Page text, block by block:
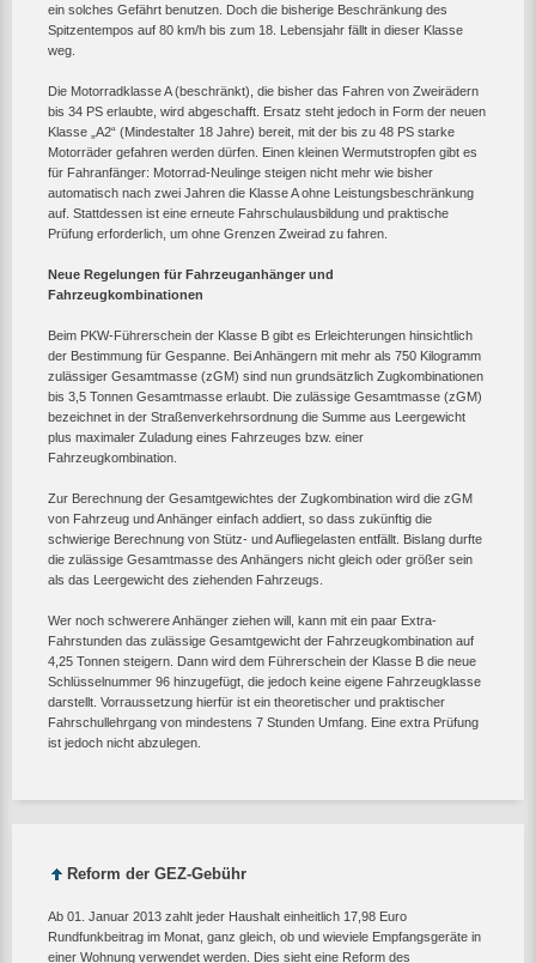
ein solches Gefährt benutzen. Doch die bisherige Beschränkung des
Spitzentempos auf 80 km/h bis zum 18. Lebensjahr fällt in dieser Klasse
weg.
Die Motorradklasse A (beschränkt), die bisher das Fahren von Zweirädern
bis 34 PS erlaubte, wird abgeschafft. Ersatz steht jedoch in Form der neuen
Klasse „A2“ (Mindestalter 18 Jahre) bereit, mit der bis zu 48 PS starke
Motorräder gefahren werden dürfen. Einen kleinen Wermutstropfen gibt es
für Fahranfänger: Motorrad-Neulinge steigen nicht mehr wie bisher
automatisch nach zwei Jahren die Klasse A ohne Leistungsbeschränkung
auf. Stattdessen ist eine erneute Fahrschulausbildung und praktische
Prüfung erforderlich, um ohne Grenzen Zweirad zu fahren.
Neue Regelungen für Fahrzeuganhänger und
Fahrzeugkombinationen
Beim PKW-Führerschein der Klasse B gibt es Erleichterungen hinsichtlich
der Bestimmung für Gespanne. Bei Anhängern mit mehr als 750 Kilogramm
zulässiger Gesamtmasse (zGM) sind nun grundsätzlich Zugkombinationen
bis 3,5 Tonnen Gesamtmasse erlaubt. Die zulässige Gesamtmasse (zGM)
bezeichnet in der Straßenverkehrsordnung die Summe aus Leergewicht
plus maximaler Zuladung eines Fahrzeuges bzw. einer
Fahrzeugkombination.
Zur Berechnung der Gesamtgewichtes der Zugkombination wird die zGM
von Fahrzeug und Anhänger einfach addiert, so dass zukünftig die
schwierige Berechnung von Stütz- und Aufliegelasten entfällt. Bislang durfte
die zulässige Gesamtmasse des Anhängers nicht gleich oder größer sein
als das Leergewicht des ziehenden Fahrzeugs.
Wer noch schwerere Anhänger ziehen will, kann mit ein paar Extra-
Fahrstunden das zulässige Gesamtgewicht der Fahrzeugkombination auf
4,25 Tonnen steigern. Dann wird dem Führerschein der Klasse B die neue
Schlüsselnummer 96 hinzugefügt, die jedoch keine eigene Fahrzeugklasse
darstellt. Vorraussetzung hierfür ist ein theoretischer und praktischer
Fahrschullehrgang von mindestens 7 Stunden Umfang. Eine extra Prüfung
ist jedoch nicht abzulegen.
Reform der GEZ-Gebühr
Ab 01. Januar 2013 zahlt jeder Haushalt einheitlich 17,98 Euro
Rundfunkbeitrag im Monat, ganz gleich, ob und wieviele Empfangsgeräte in
einer Wohnung verwendet werden. Dies sieht eine Reform des